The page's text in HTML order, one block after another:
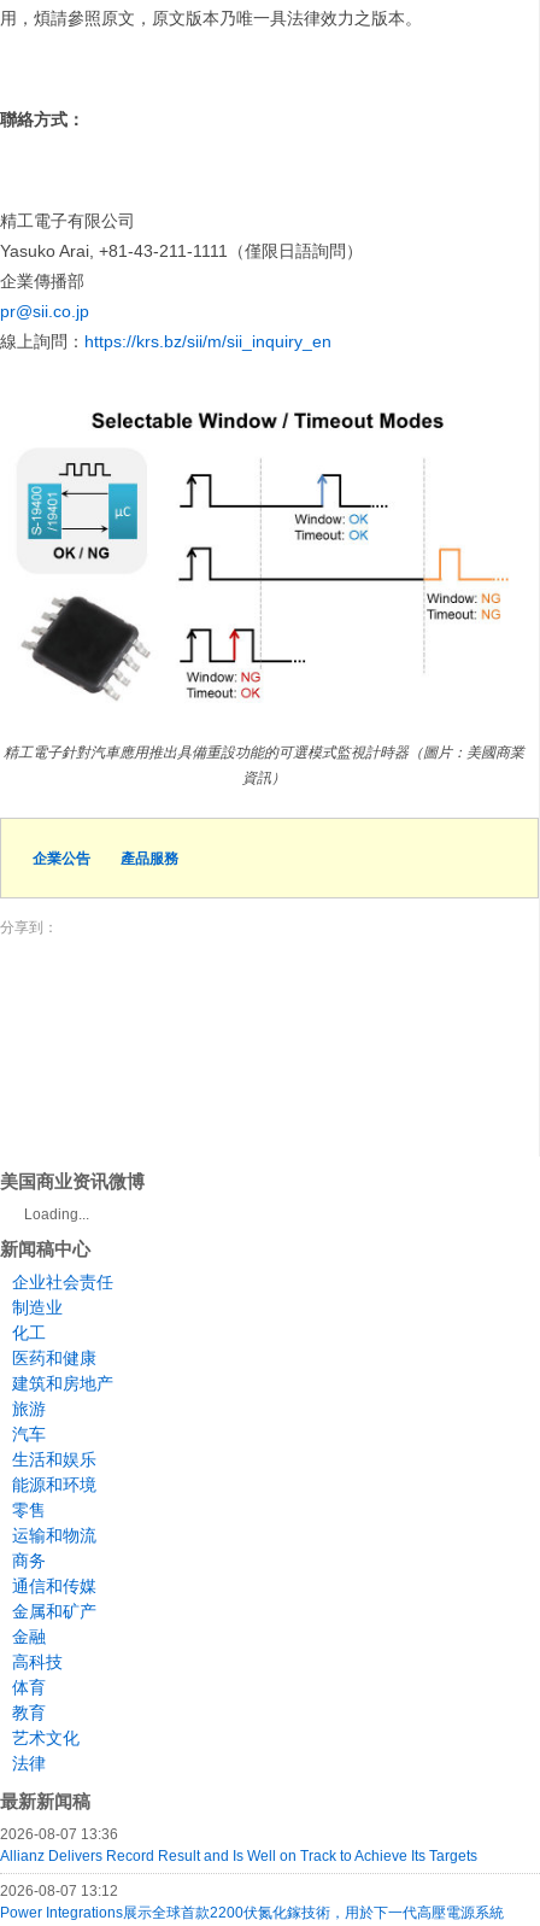
用，煩請參照原文，原文版本乃唯一具法律效力之版本。
聯絡方式：
精工電子有限公司
Yasuko Arai, +81-43-211-1111（僅限日語詢問）
企業傳播部
pr@sii.co.jp
線上詢問： https://krs.bz/sii/m/sii_inquiry_en
精工電子針對汽車應用推出具備重設功能的可選模式監視計時器（圖片：美國商業
資訊）
企業公告 產品服務
分享到：
美国商业资讯微博
Loading...
新闻稿中心
企业社会责任
制造业
化工
医药和健康
建筑和房地产
旅游
汽车
生活和娱乐
能源和环境
零售
运输和物流
商务
通信和传媒
金属和矿产
金融
高科技
体育
教育
艺术文化
法律
最新新闻稿
2026-08-07 13:36
Allianz Delivers Record Result and Is Well on Track to Achieve Its Targets
2026-08-07 13:12
Power Integrations展示全球首款2200伏氮化鎵技術，用於下一代高壓電源系統